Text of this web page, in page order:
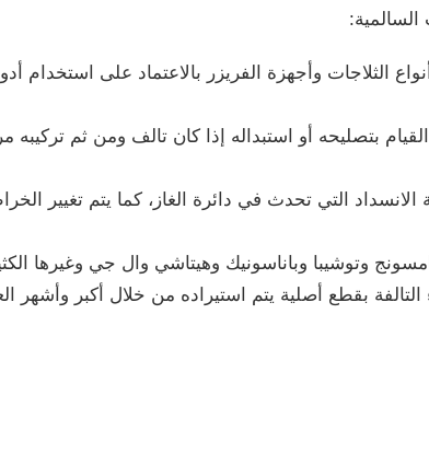
الثلاجات وأجهزة الفريزر بالاعتماد على استخدام
بتصليحه أو استبداله إذا كان تالف ومن ثم
التي تحدث في دائرة الغاز، كما يتم تغيير
وتوشيبا وباناسونيك وهيتاشي وال جي وغيرها
بقطع أصلية يتم استيراده من خلال أكبر وأشهر